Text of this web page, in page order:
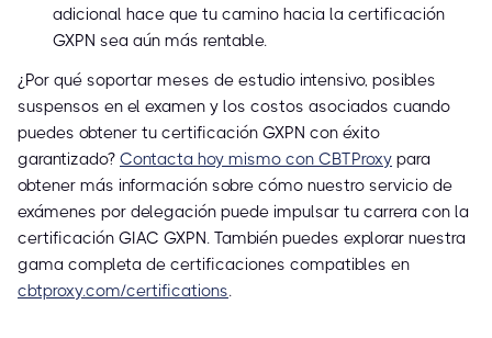
adicional hace que tu camino hacia la certificación
GXPN sea aún más rentable.
¿Por qué soportar meses de estudio intensivo, posibles
suspensos en el examen y los costos asociados cuando
puedes obtener tu certificación GXPN con éxito
garantizado? Contacta hoy mismo con CBTProxy para
obtener más información sobre cómo nuestro servicio de
exámenes por delegación puede impulsar tu carrera con la
certificación GIAC GXPN. También puedes explorar nuestra
gama completa de certificaciones compatibles en
cbtproxy.com/certifications.